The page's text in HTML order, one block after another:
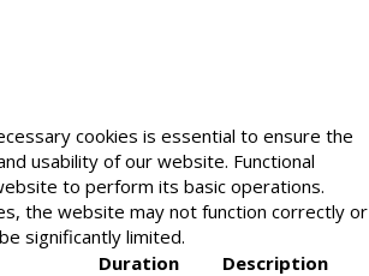
cookies is essential to ensure the
usability of our website. Functional
to perform its basic operations.
the website may not function correctly or
significantly limited.
Duration Description